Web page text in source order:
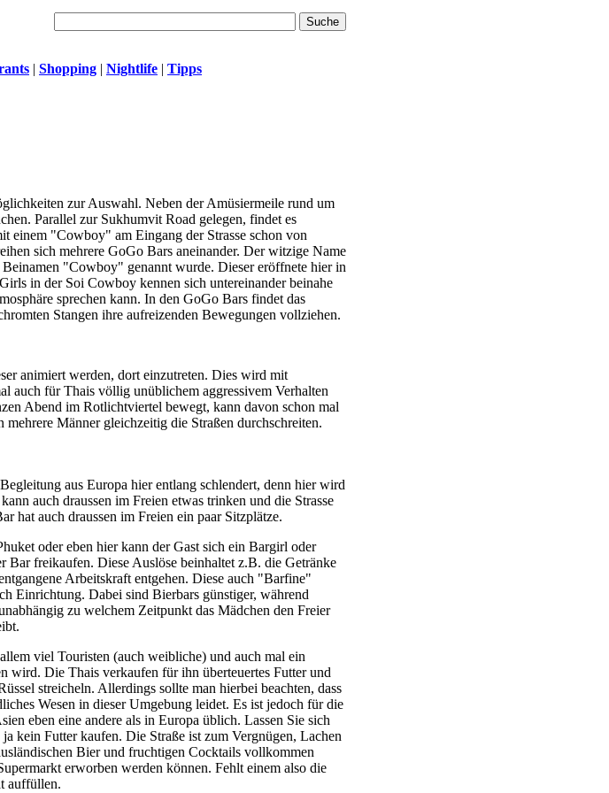
| Shopping | Nightlife | Tipps
zur Auswahl. Neben der Amüsiermeile rund um
Parallel zur Sukhumvit Road gelegen, findet es
einem "Cowboy" am Eingang der Strasse schon von
sich mehrere GoGo Bars aneinander. Der witzige Name
"Cowboy" genannt wurde. Dieser eröffnete hier in
in der Soi Cowboy kennen sich untereinander beinahe
sprechen kann. In den GoGo Bars findet das
Stangen ihre aufreizenden Bewegungen vollziehen.
animiert werden, dort einzutreten. Dies wird mit
auch für Thais völlig unüblichem aggressivem Verhalten
Abend im Rotlichtviertel bewegt, kann davon schon mal
Männer gleichzeitig die Straßen durchschreiten.
aus Europa hier entlang schlendert, denn hier wird
auch draussen im Freien etwas trinken und die Strasse
hat auch draussen im Freien ein paar Sitzplätze.
oder eben hier kann der Gast sich ein Bargirl oder
Bar freikaufen. Diese Auslöse beinhaltet z.B. die Getränke
Arbeitskraft entgehen. Diese auch "Barfine"
Einrichtung. Dabei sind Bierbars günstiger, während
zu welchem Zeitpunkt das Mädchen den Freier
viel Touristen (auch weibliche) und auch mal ein
wird. Die Thais verkaufen für ihn überteuertes Futter und
streicheln. Allerdings sollte man hierbei beachten, dass
Wesen in dieser Umgebung leidet. Es ist jedoch für die
eben eine andere als in Europa üblich. Lassen Sie sich
kein Futter kaufen. Die Straße ist zum Vergnügen, Lachen
Bier und fruchtigen Cocktails vollkommen
erworben werden können. Fehlt einem also die
auffüllen.